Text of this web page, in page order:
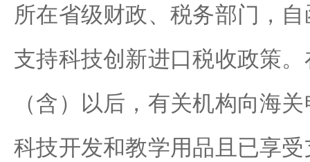
所在省级财政、税务部门，
支持科技创新进口税收政策
（含）以后，有关机构向海
科技开发和教学用品且已享